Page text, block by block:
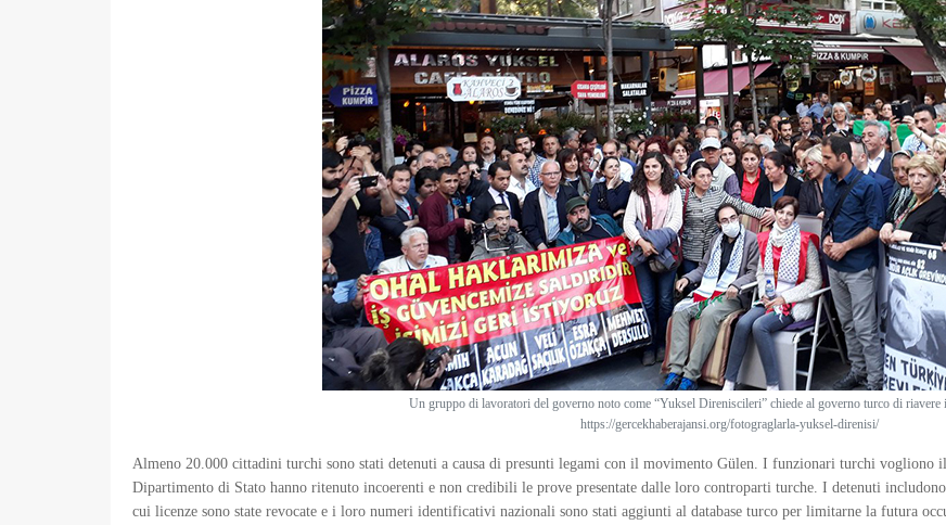
Un gruppo di lavoratori del governo noto come “Yuksel Direniscileri” chiede al governo turco di
https://gercekhaberajansi.org/fotograglarla-yuksel-direnisi/
Almeno 20.000 cittadini turchi sono stati detenuti a causa di presunti legami con il movimento Gülen. I funzionari turchi
Dipartimento di Stato hanno ritenuto incoerenti e non credibili le prove presentate dalle loro controparti turche. I detenuti
cui licenze sono state revocate e i loro numeri identificativi nazionali sono stati aggiunti al database turco per limitarne la futura